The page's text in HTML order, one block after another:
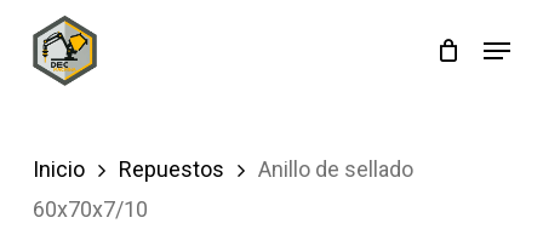
Menu
Inicio Repuestos
Anillo de sellado
60x70x7/10